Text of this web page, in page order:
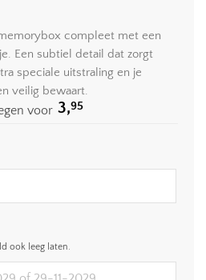
compleet met een
Een subtiel detail dat zorgt
speciale uitstraling en je
veilig bewaart.
voor 3,95
ook leeg laten.